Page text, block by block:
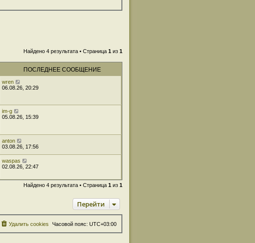
Найдено 4 результата • Страница 1 из 1
ПОСЛЕДНЕЕ СООБЩЕНИЕ
wren
06.08.26, 20:29
im-g
05.08.26, 15:39
anton
03.08.26, 17:56
waspas
02.08.26, 22:47
Найдено 4 результата • Страница 1 из 1
Перейти
Часовой пояс: UTC+03:00
Удалить cookies